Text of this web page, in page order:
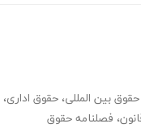
حقوق بین المللی، حقوق اداری،
، فصلنامه حقوق